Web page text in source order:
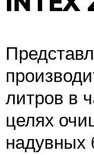
литров в
целях
надувных